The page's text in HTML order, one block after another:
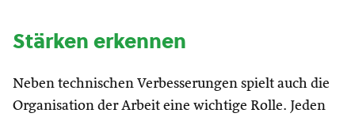
Stärken erkennen
Neben technischen Verbesserungen spielt auch die
Organisation der Arbeit eine wichtige Rolle. Jeden